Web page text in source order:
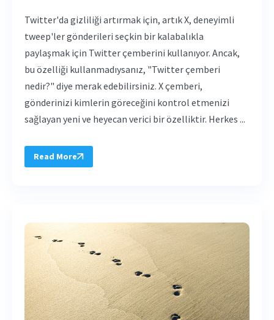
Twitter'da gizliliği artırmak için, artık X, deneyimli
tweep'ler gönderileri seçkin bir kalabalıkla
paylaşmak için Twitter çemberini kullanıyor. Ancak,
bu özelliği kullanmadıysanız, "Twitter çemberi
nedir?" diye merak edebilirsiniz. X çemberi,
gönderinizi kimlerin göreceğini kontrol etmenizi
sağlayan yeni ve heyecan verici bir özelliktir. Herkes ...
Read More